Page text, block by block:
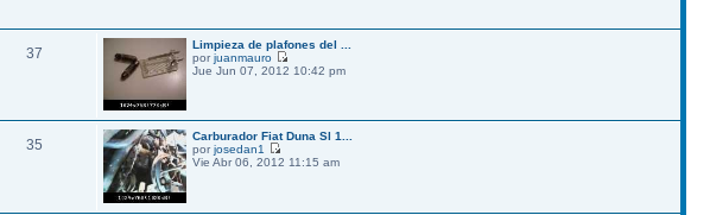
37
Limpieza de plafones del ...
por juanmauro
Jue Jun 07, 2012 10:42 pm
35
Carburador Fiat Duna Sl 1...
por josedan1
Vie Abr 06, 2012 11:15 am